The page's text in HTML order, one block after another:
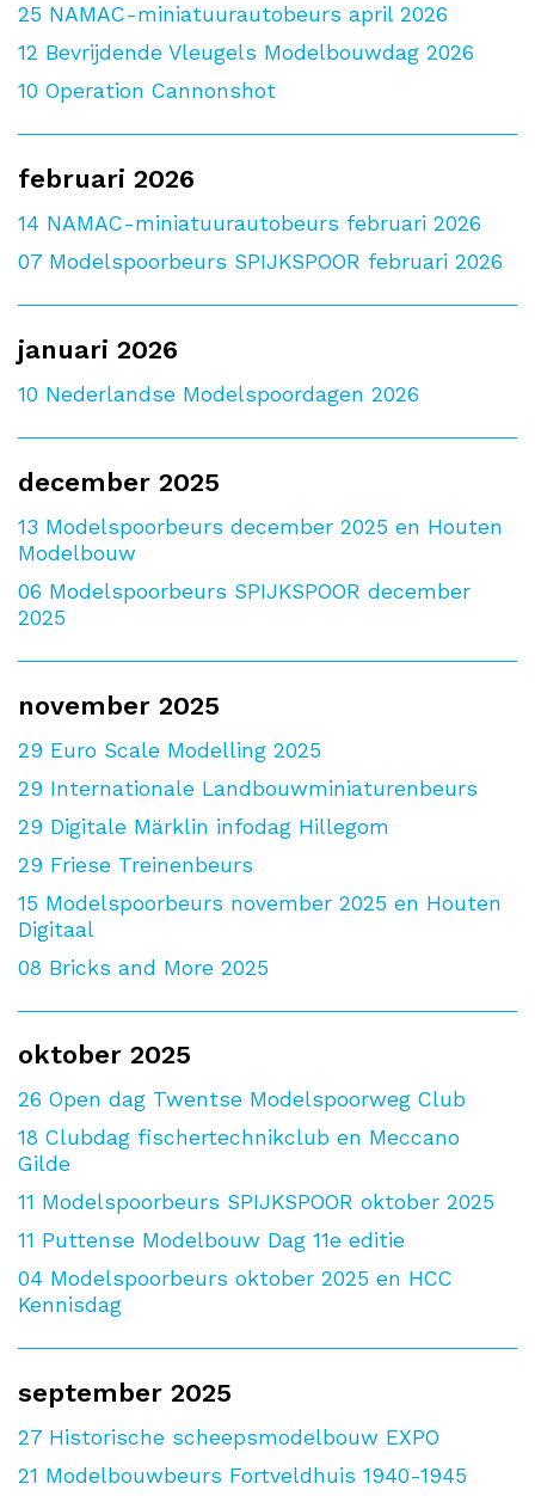
25 NAMAC-miniatuurautobeurs april 2026
12 Bevrijdende Vleugels Modelbouwdag 2026
10 Operation Cannonshot
februari 2026
14 NAMAC-miniatuurautobeurs februari 2026
07 Modelspoorbeurs SPIJKSPOOR februari 2026
januari 2026
10 Nederlandse Modelspoordagen 2026
december 2025
13 Modelspoorbeurs december 2025 en Houten
Modelbouw
06 Modelspoorbeurs SPIJKSPOOR december
2025
november 2025
29 Euro Scale Modelling 2025
29 Internationale Landbouwminiaturenbeurs
29 Digitale Märklin infodag Hillegom
29 Friese Treinenbeurs
15 Modelspoorbeurs november 2025 en Houten
Digitaal
08 Bricks and More 2025
oktober 2025
26 Open dag Twentse Modelspoorweg Club
18 Clubdag fischertechnikclub en Meccano
Gilde
11 Modelspoorbeurs SPIJKSPOOR oktober 2025
11 Puttense Modelbouw Dag 11e editie
04 Modelspoorbeurs oktober 2025 en HCC
Kennisdag
september 2025
27 Historische scheepsmodelbouw EXPO
21 Modelbouwbeurs Fortveldhuis 1940-1945